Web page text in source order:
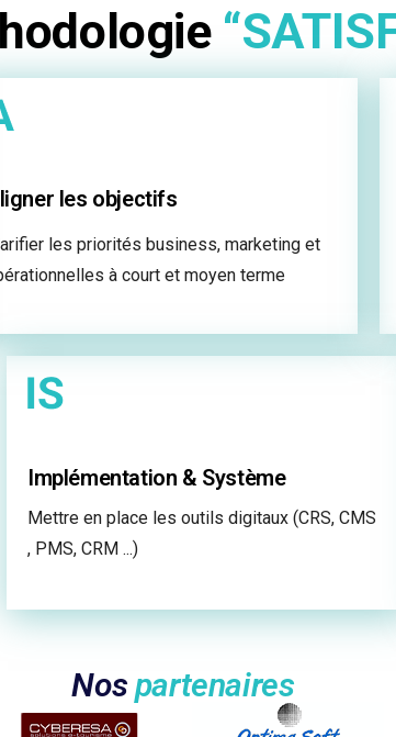
les objectifs
les priorités business, marketing et
à court et moyen terme
Implémentation & Système
Mettre en place les outils digitaux (CRS, CMS
, PMS, CRM ...)
Nos partenaires